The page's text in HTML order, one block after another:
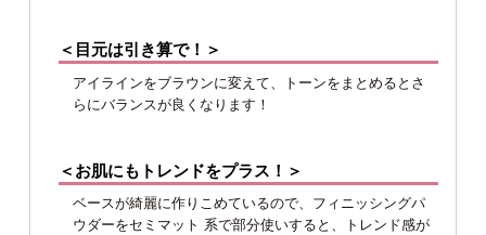
＜目元は引き算で！＞
アイラインをブラウンに変えて、トーンをまとめるとさ
らにバランスが良くなります！
＜お肌にもトレンドをプラス！＞
ベースが綺麗に作りこめているので、フィニッシングパ
ウダーをセミマット 系で部分使いすると、トレンド感が